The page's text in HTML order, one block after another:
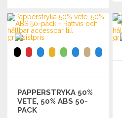
BESTÄLL
Begär offert
PAPPERSTRYKA 50%
VETE, 50% ABS 50-
PACK